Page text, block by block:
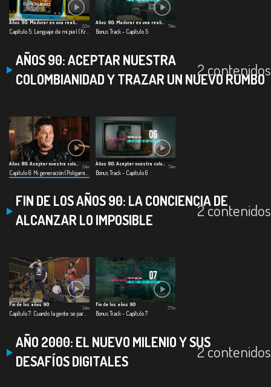
Años 90: Madurar en una realidad improbable
22m
Años 90: Madurar en una realidad improbable
Bonus Track - Capítulo 5
74m
AÑOS 90: ACEPTAR NUESTRA
COLOMBIANIDAD Y TRAZAR UN NUEVO RUMBO
2 contenidos
24m
Años 90: Aceptar nuestra colombianidad
Bonus Track - Capítulo 6
74m
FIN DE LOS AÑOS 90: LA CONCIENCIA DE
ALCANZAR LO IMPOSIBLE
2 contenidos
Fin de los años 90
24m
Fin de los años 90
Bonus Track - Capítulo 7
77m
AÑO 2000: EL NUEVO MILENIO Y SUS
DESAFÍOS DIGITALES
2 contenidos